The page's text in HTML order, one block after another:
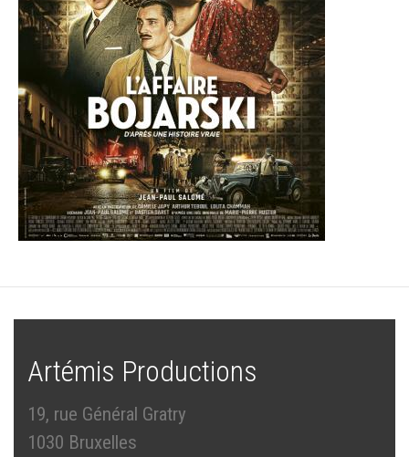
Artémis Productions
19, rue Général Gratry
1030 Bruxelles